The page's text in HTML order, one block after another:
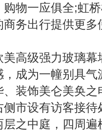
购物一应俱全;虹
商务出行提供更
美高级强力玻璃
，成为一幢别具
、装饰美仑美奂
侧市设有访客接
层之中庭，四周